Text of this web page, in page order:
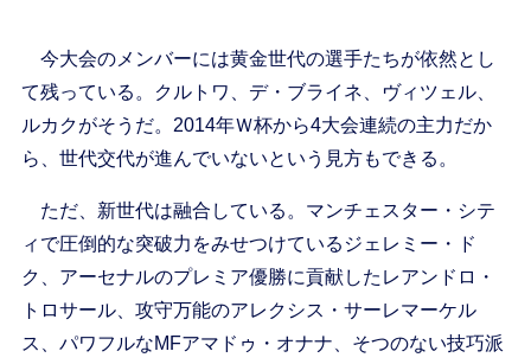
今大会のメンバーには黄金世代の選手たちが依然とし
て残っている。クルトワ、デ・ブライネ、ヴィツェル、
ルカクがそうだ。2014年Ｗ杯から4大会連続の主力だか
ら、世代交代が進んでいないという見方もできる。
ただ、新世代は融合している。マンチェスター・シテ
ィで圧倒的な突破力をみせつけているジェレミー・ド
ク、アーセナルのプレミア優勝に貢献したレアンドロ・
トロサール、攻守万能のアレクシス・サーレマーケル
ス、パワフルなMFアマドゥ・オナナ、そつのない技巧派